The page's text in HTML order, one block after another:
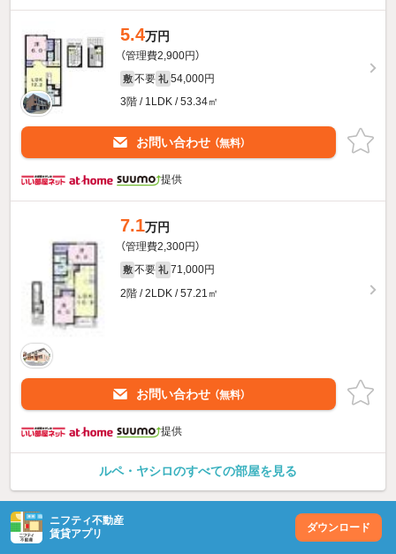
5.4万円
（管理費2,900円）
敷 不要 礼 54,000円
3階 / 1LDK / 53.34㎡
お問い合わせ （無料）
提供
7.1万円
（管理費2,300円）
敷 不要 礼 71,000円
2階 / 2LDK / 57.21㎡
お問い合わせ （無料）
提供
ルペ・ヤシロのすべての部屋を見る
ニフティ不動産
賃貸アプリ
ダウンロード